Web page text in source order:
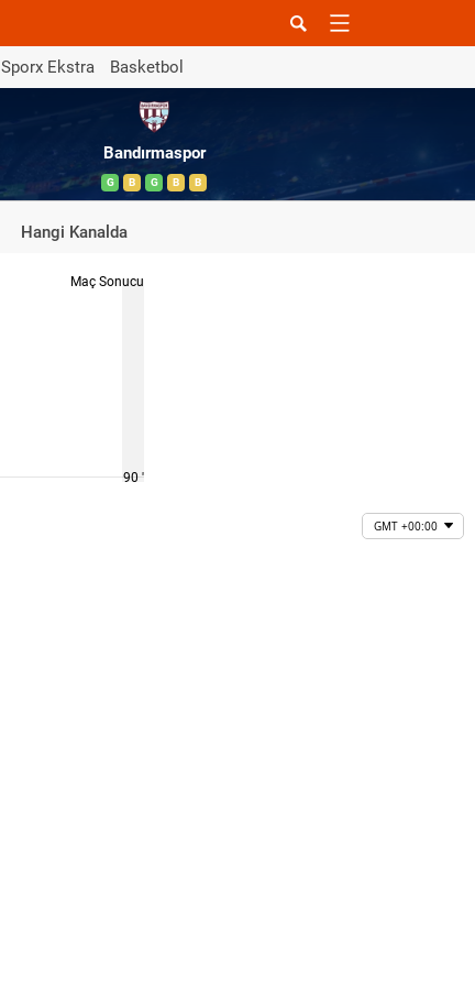
Sporx Ekstra Basketbol
Bandırmaspor
G B G B B
Hangi Kanalda
Maç Sonucu
90 '
GMT +00:00